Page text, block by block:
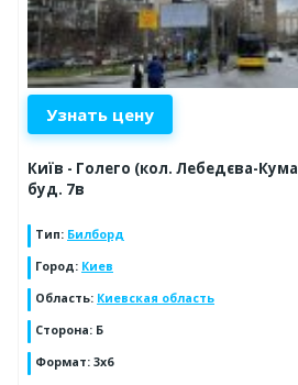
Узнать цену
Київ - Голего (кол. Лебедєва-
буд. 7в
Тип: Билборд
Город: Киев
Область: Киевская область
Сторона: Б
Формат: 3х6